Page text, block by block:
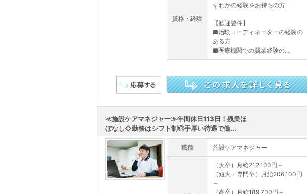
資格・経験
ずれかの経験をお持ちの方
【歓迎要件】
■治験コーディネーターの経験の
ある方
■医療機関での就業経験の...
≪施設ケアマネジャー≫年間休日113日！残業ほ
ぼなし◇勤務はシフト制◎手厚い待遇で働...
職種 施設ケアマネジャー
（大卒）月給212,100円～
（短大・専門卒）月給206,100円
～
（高卒）月給189,700円～